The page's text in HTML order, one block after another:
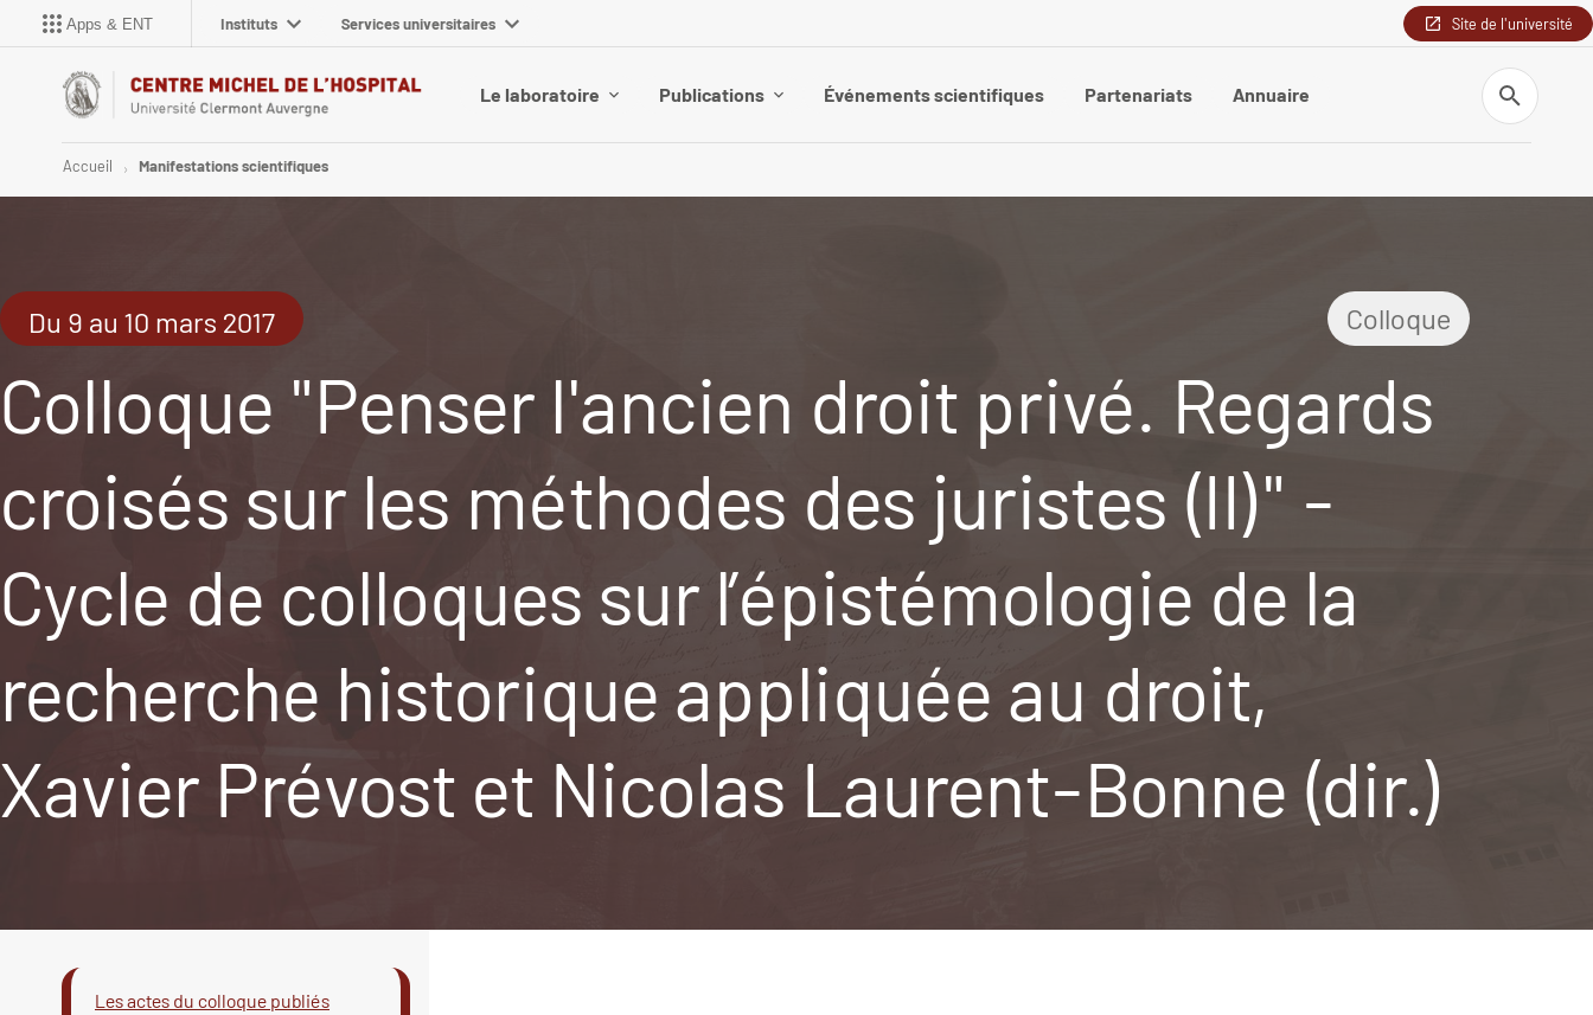
Apps & ENT Instituts Services universitaires Site de l'université
Le laboratoire Publications Événements scientifiques Partenariats Annuaire
Recherche
Accueil Manifestations scientifiques
Du 9 au 10 mars 2017 Colloque
Colloque "Penser l'ancien droit privé. Regards
croisés sur les méthodes des juristes (II)" -
Cycle de colloques sur l’épistémologie de la
recherche historique appliquée au droit,
Xavier Prévost et Nicolas Laurent-Bonne (dir.)
Les actes du colloque publiés